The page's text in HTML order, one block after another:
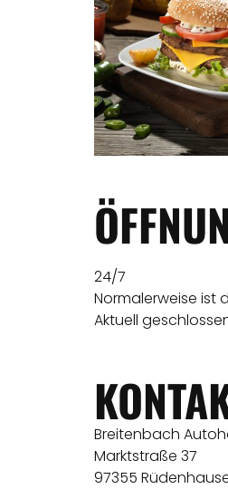
24/7
Normalerweise ist
Aktuell
Breitenbach
Marktstraße 37
97355